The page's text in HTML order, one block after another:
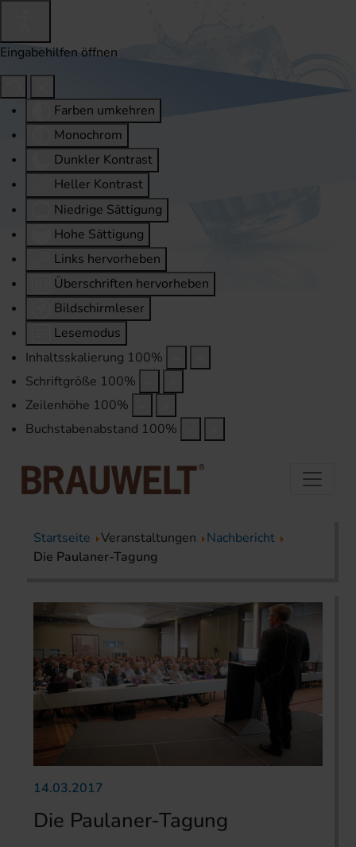
Eingabehilfen öffnen
Farben umkehren
Monochrom
Dunkler Kontrast
Heller Kontrast
Niedrige Sättigung
Hohe Sättigung
Links hervorheben
Überschriften hervorheben
Bildschirmleser
Lesemodus
Inhaltsskalierung 100%
Schriftgröße 100%
Zeilenhöhe 100%
Buchstabenabstand 100%
Startseite Veranstaltungen
Nachbericht
Die Paulaner-Tagung
14.03.2017
Die Paulaner-Tagung